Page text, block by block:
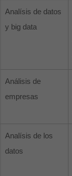
Analísis de datos
y big data
Análisis de
empresas
Analísis de los
datos